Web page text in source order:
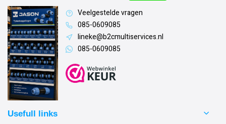
Veelgestelde vragen
085-0609085
lineke@b2cmultiservices.nl
085-0609085
Usefull links